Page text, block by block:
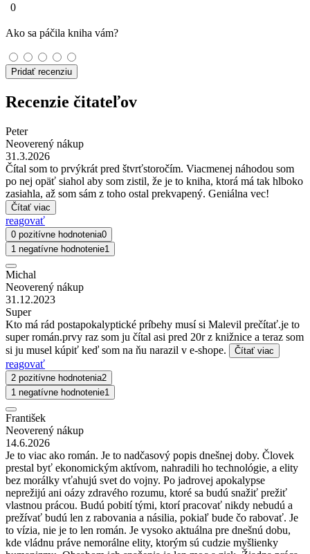
0
Ako sa páčila kniha vám?
Pridať recenziu
Recenzie čitateľov
Peter
Neoverený nákup
31.3.2026
Čítal som to prvýkrát pred štvrťstoročím. Viacmenej náhodou som
po nej opäť siahol aby som zistil, že je to kniha, ktorá má tak hlboko
zasiahla, až som sám z toho ostal prekvapený. Geniálna vec!
Čítať viac
reagovať
0 pozitívne hodnotenia0
1 negatívne hodnotenie1
Michal
Neoverený nákup
31.12.2023
Super
Kto má rád postapokalyptické príbehy musí si Malevil prečítať.je to
super román.prvy raz som ju čítal asi pred 20r z knižnice a teraz som
si ju musel kúpiť keď som na ňu narazil v e-shope.
Čítať viac
reagovať
2 pozitívne hodnotenia2
1 negatívne hodnotenie1
František
Neoverený nákup
14.6.2026
Je to viac ako román. Je to nadčasový popis dnešnej doby. Človek
prestal byť ekonomickým aktívom, nahradili ho technológie, a elity
bez morálky vťahujú svet do vojny. Po jadrovej apokalypse
neprežijú ani oázy zdravého rozumu, ktoré sa budú snažiť prežiť
vlastnou prácou. Budú pobití tými, ktorí pracovať nikdy nebudú a
prežívať budú len z rabovania a násilia, pokiaľ bude čo rabovať. Je
to vízia, nie je to len román. Je vysoko aktuálna pre dnešnú dobu,
kde vládnu práve nemorálne elity, ktorým sú cudzie myšlienky